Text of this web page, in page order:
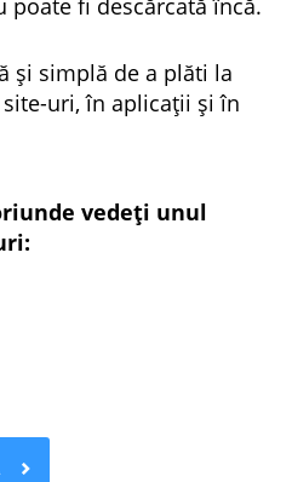
poate fi descărcată încă.
și simplă de a plăti la
uri, în aplicații și în
vedeți unul